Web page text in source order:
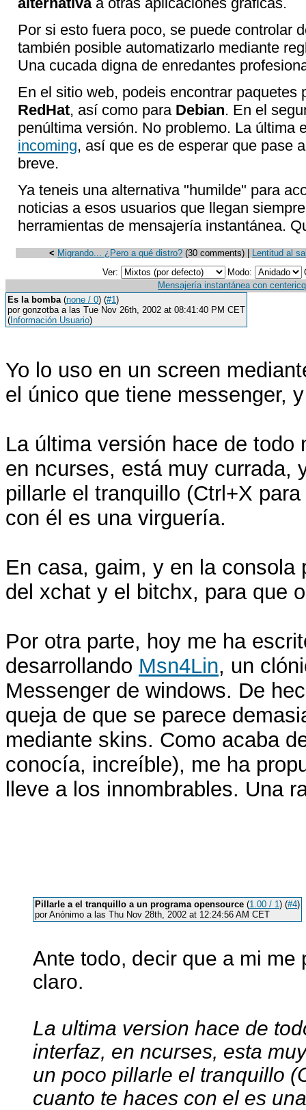
Por si esto fuera poco, se puede controlar
también posible automatizarlo mediante
Una cucada digna de enredantes
En el sitio web, podeis encontrar paquetes
RedHat, así como para Debian. En el
penúltima versión. No problemo. La última
incoming, así que es de esperar que pase
breve.
Ya teneis una alternativa "humilde" para
noticias a esos usuarios que llegan
herramientas de mensajería instantánea.
< Migrando... ¿Pero a qué distro? (30 comments) |
Lentitud al
Ver:
Modo:
Mensajería instantánea con centericq
Es la bomba(none / 0) (#1)
por gonzotba a las Tue Nov 26th, 2002 at 08:41:40 PM CET
( Información Usuario)
Yo lo uso en un screen
el único que tiene messenger,
La última versión hace de
en ncurses, está muy currada,
pillarle el tranquillo (Ctrl+X
con él es una virguería.
En casa, gaim, y en la
del xchat y el bitchx, para que
Por otra parte, hoy me ha
desarrollando Msn4Lin, un
Messenger de windows. De
queja de que se parece
mediante skins. Como acaba
conocía, increíble), me ha
lleve a los innombrables. Una
Pillarle a el tranquillo a un programa opensource (1.00 / 1) (#4)
por Anónimo a las Thu Nov 28th, 2002 at 12:24:56 AM CET
Ante todo, decir que a mi
claro.
La ultima version hace de
interfaz, en ncurses, esta
un poco pillarle el tranquillo
cuanto te haces con el es